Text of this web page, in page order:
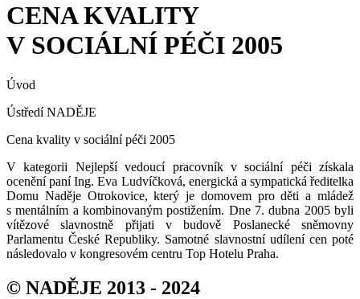
CENA KVALITY
V SOCIÁLNÍ PÉČI 2005
Úvod
Ústředí NADĚJE
Cena kvality v sociální péči 2005
V kategorii Nejlepší vedoucí pracovník v sociální péči získala
ocenění paní Ing. Eva Ludvíčková, energická a sympatická ředitelka
Domu Naděje Otrokovice, který je domovem pro děti a mládež
s mentálním a kombinovaným postižením. Dne 7. dubna 2005 byli
vítězové slavnostně přijati v budově Poslanecké sněmovny
Parlamentu České Republiky. Samotné slavnostní udílení cen poté
následovalo v kongresovém centru Top Hotelu Praha.
© NADĚJE 2013 - 2024